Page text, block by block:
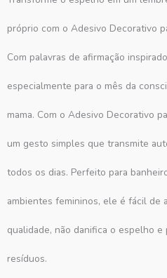
próprio com o Adesivo Decorativo
Com palavras de afirmação
especialmente para o mês da
mama. Com o Adesivo Decorativo
um gesto simples que transmite
todos os dias. Perfeito para
ambientes femininos, ele é fácil de
qualidade, não danifica o espelho
resíduos.